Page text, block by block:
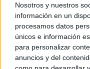
Nosotros y nuestros
información en un
procesamos datos
únicos e información
para personalizar
anuncios y del
© Kiosko.net Aviso